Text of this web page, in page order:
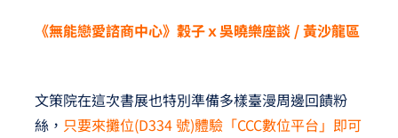
《無能戀愛諮商中心》穀子ｘ吳曉樂座談 / 黃沙龍區
文策院在這次書展也特別準備多樣臺漫周邊回饋粉
絲， 只要來攤位(D334 號)體驗「CCC數位平台」即可